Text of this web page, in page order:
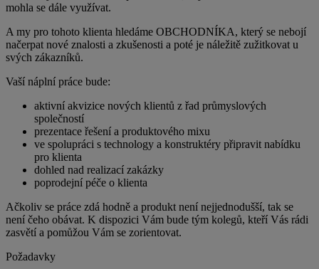
mohla se dále využívat.
A my pro tohoto klienta hledáme OBCHODNÍKA, který se nebojí
načerpat nové znalosti a zkušenosti a poté je náležitě zužitkovat u
svých zákazníků.
Vaší náplní práce bude:
aktivní akvizice nových klientů z řad průmyslových
společností
prezentace řešení a produktového mixu
ve spolupráci s technology a konstruktéry připravit nabídku
pro klienta
dohled nad realizací zakázky
poprodejní péče o klienta
Ačkoliv se práce zdá hodně a produkt není nejjednodušší, tak se
není čeho obávat. K dispozici Vám bude tým kolegů, kteří Vás rádi
zasvětí a pomůžou Vám se zorientovat.
Požadavky